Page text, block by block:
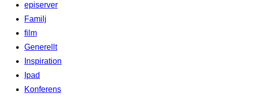
episerver
Familj
film
Generellt
Inspiration
Ipad
Konferens